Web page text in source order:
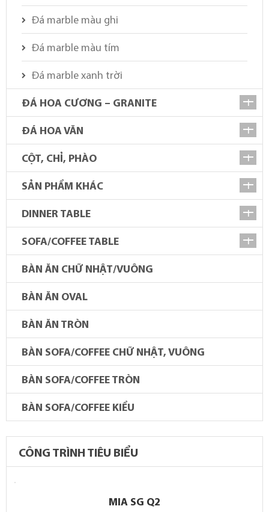
Đá marble màu ghi
Đá marble màu tím
Đá marble xanh trời
ĐÁ HOA CƯƠNG – GRANITE
ĐÁ HOA VĂN
CỘT, CHỈ, PHÀO
SẢN PHẨM KHÁC
DINNER TABLE
SOFA/COFFEE TABLE
BÀN ĂN CHỮ NHẬT/VUÔNG
BÀN ĂN OVAL
BÀN ĂN TRÒN
BÀN SOFA/COFFEE CHỮ NHẬT, VUÔNG
BÀN SOFA/COFFEE TRÒN
BÀN SOFA/COFFEE KIỂU
CÔNG TRÌNH TIÊU BIỂU
MIA SG Q2